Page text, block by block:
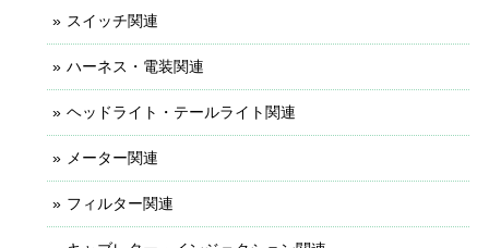
スイッチ関連
ハーネス・電装関連
ヘッドライト・テールライト関連
メーター関連
フィルター関連